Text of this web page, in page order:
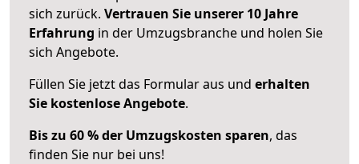
sich zurück. Vertrauen Sie unserer 10 Jahre
Erfahrung in der Umzugsbranche und holen Sie
sich Angebote.
Füllen Sie jetzt das Formular aus und erhalten
Sie kostenlose Angebote.
Bis zu 60 % der Umzugskosten sparen, das
finden Sie nur bei uns!